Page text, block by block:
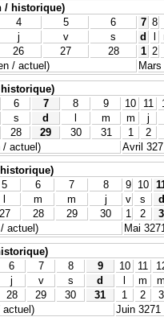
/ historique)
4 5 6 7 8
j v s d
26 27 28 1 2
/ actuel)
6 7 8 9 10 11
s d m m
j
28 29 30 31 1
2
/ actuel)
Avril
5 6 7 8 9 10
m m j v s
d
27 28 29 30 1 2
3
actuel)
Mai
6 7 8 9 10 11
j v s d m
28 29 30 31 1 2
3
actuel)
Juin 3271